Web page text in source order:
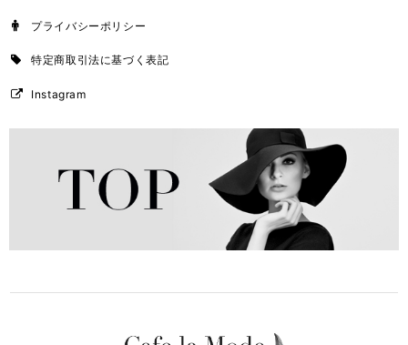
プライバシーポリシー
特定商取引法に基づく表記
Instagram